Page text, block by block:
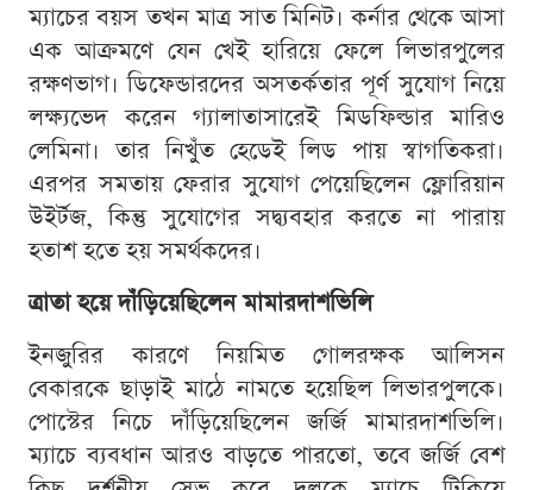
ম্যাচের বয়স তখন মাত্র সাত মিনিট। কর্নার থেকে আসা
এক আক্রমণে যেন খেই হারিয়ে ফেলে লিভারপুলের
রক্ষণভাগ। ডিফেন্ডারদের অসতর্কতার পূর্ণ সুযোগ নিয়ে
লক্ষ্যভেদ করেন গ্যালাতাসারেই মিডফিল্ডার মারিও
লেমিনা। তার নিখুঁত হেডেই লিড পায় স্বাগতিকরা।
এরপর সমতায় ফেরার সুযোগ পেয়েছিলেন ফ্লোরিয়ান
উইর্টজ, কিন্তু সুযোগের সদ্ব্যবহার করতে না পারায়
হতাশ হতে হয় সমর্থকদের।
ত্রাতা হয়ে দাঁড়িয়েছিলেন মামারদাশভিলি
ইনজুরির কারণে নিয়মিত গোলরক্ষক আলিসন
বেকারকে ছাড়াই মাঠে নামতে হয়েছিল লিভারপুলকে।
পোস্টের নিচে দাঁড়িয়েছিলেন জর্জি মামারদাশভিলি।
ম্যাচে ব্যবধান আরও বাড়তে পারতো, তবে জর্জি বেশ